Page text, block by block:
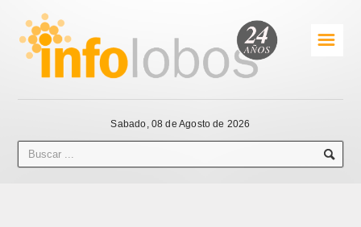
☰
Sabado, 08 de Agosto de 2026